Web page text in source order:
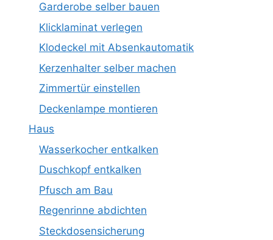
Garderobe selber bauen
Klicklaminat verlegen
Klodeckel mit Absenkautomatik
Kerzenhalter selber machen
Zimmertür einstellen
Deckenlampe montieren
Haus
Wasserkocher entkalken
Duschkopf entkalken
Pfusch am Bau
Regenrinne abdichten
Steckdosensicherung